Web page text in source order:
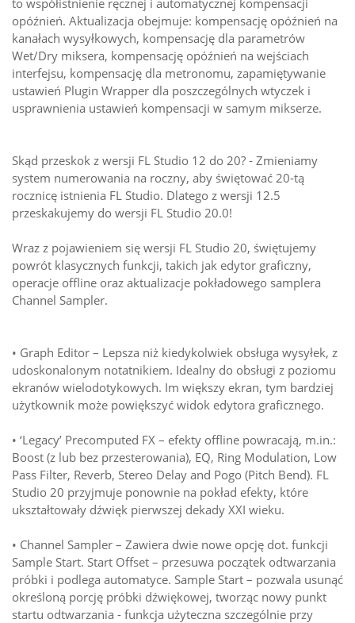
to współistnienie ręcznej i automatycznej kompensacji
opóźnień. Aktualizacja obejmuje: kompensację opóźnień na
kanałach wysyłkowych, kompensację dla parametrów
Wet/Dry miksera, kompensację opóźnień na wejściach
interfejsu, kompensację dla metronomu, zapamiętywanie
ustawień Plugin Wrapper dla poszczególnych wtyczek i
usprawnienia ustawień kompensacji w samym mikserze.
Skąd przeskok z wersji FL Studio 12 do 20? - Zmieniamy
system numerowania na roczny, aby świętować 20-tą
rocznicę istnienia FL Studio. Dlatego z wersji 12.5
przeskakujemy do wersji FL Studio 20.0!
Wraz z pojawieniem się wersji FL Studio 20, świętujemy
powrót klasycznych funkcji, takich jak edytor graficzny,
operacje offline oraz aktualizacje pokładowego samplera
Channel Sampler.
• Graph Editor – Lepsza niż kiedykolwiek obsługa wysyłek, z
udoskonalonym notatnikiem. Idealny do obsługi z poziomu
ekranów wielodotykowych. Im większy ekran, tym bardziej
użytkownik może powiększyć widok edytora graficznego.
• ‘Legacy’ Precomputed FX – efekty offline powracają, m.in.:
Boost (z lub bez przesterowania), EQ, Ring Modulation, Low
Pass Filter, Reverb, Stereo Delay and Pogo (Pitch Bend). FL
Studio 20 przyjmuje ponownie na pokład efekty, które
ukształtowały dźwięk pierwszej dekady XXI wieku.
• Channel Sampler – Zawiera dwie nowe opcję dot. funkcji
Sample Start. Start Offset – przesuwa początek odtwarzania
próbki i podlega automatyce. Sample Start – pozwala usunąć
określoną porcję próbki dźwiękowej, tworząc nowy punkt
startu odtwarzania - funkcja użyteczna szczególnie przy